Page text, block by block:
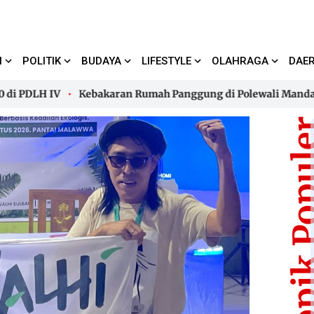
POLITIK BUDAYA LIFESTYLE OLAHRAGA
IV Kebakaran Rumah Panggung di Polewali Mandar,
IV Kebakaran Rumah Panggung di Polewali Mandar,